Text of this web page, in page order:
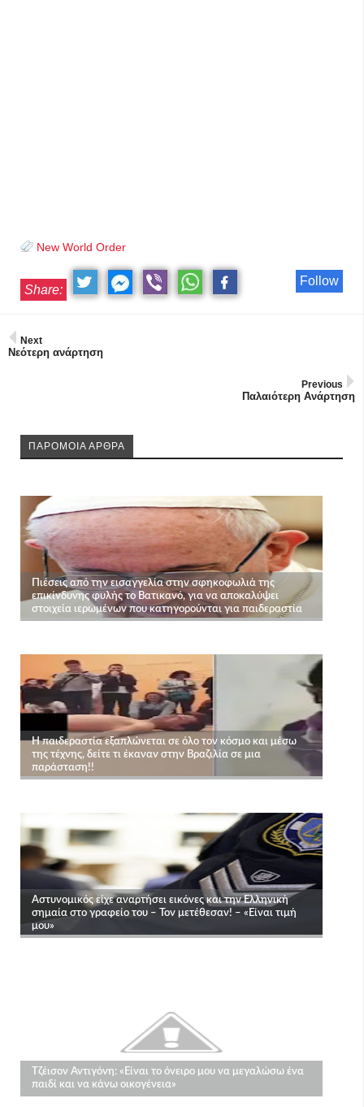
New World Order
Follow
Share:
Next
Νεότερη ανάρτηση
Previous
Παλαιότερη Ανάρτηση
ΠΑΡΟΜΟΙΑ ΑΡΘΡΑ